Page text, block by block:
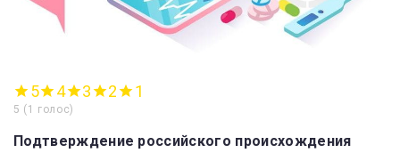
5 4 3 2 1
5 ( 1 голос)
Подтверждение российского происхождения